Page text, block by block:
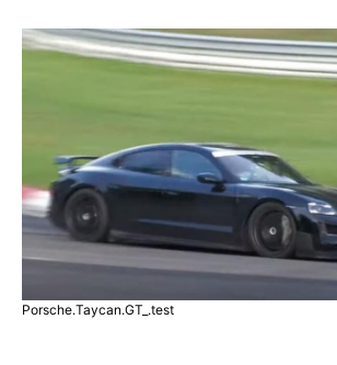
Porsche.Taycan.GT_.test